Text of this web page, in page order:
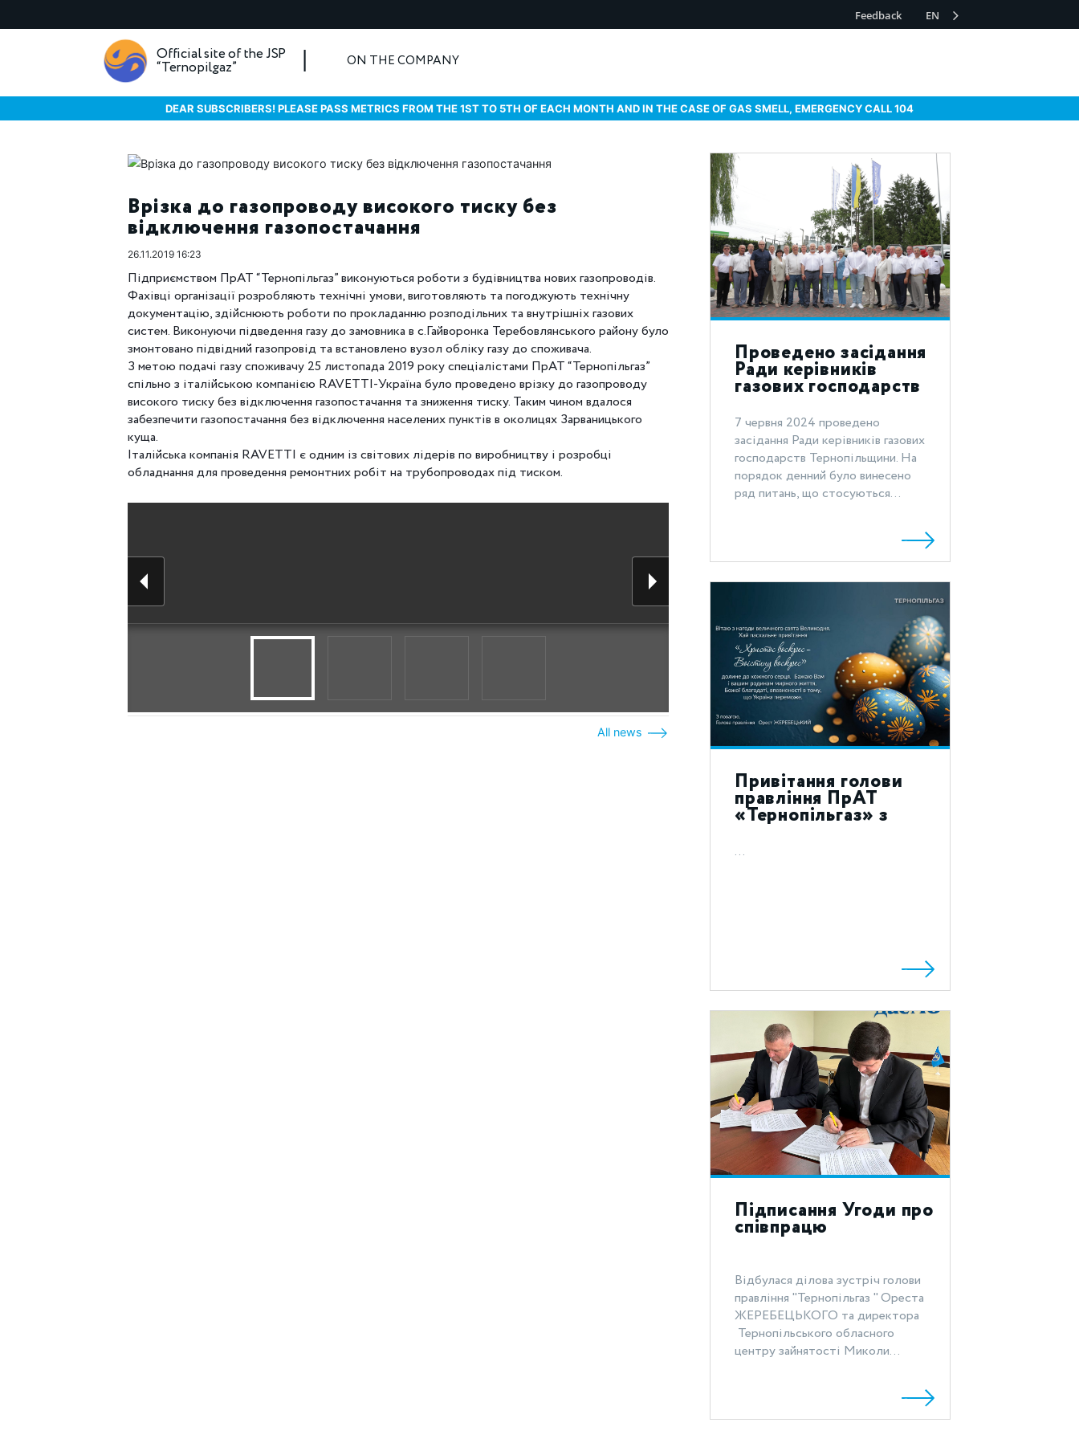
Feedback EN
Official site of the JSP
“Ternopilgaz” ON THE COMPANY
DEAR SUBSCRIBERS! PLEASE PASS METRICS FROM THE 1ST TO 5TH OF EACH MONTH AND IN THE CASE OF GAS SMELL, EMERGENCY CALL 104
Врізка до газопроводу високого тиску без
відключення газопостачання
26.11.2019 16:23
Підприємством ПрАТ “Тернопільгаз” виконуються роботи з будівництва нових газопроводів.
Фахівці організації розробляють технічні умови, виготовляють та погоджують технічну
документацію, здійснюють роботи по прокладанню розподільних та внутрішніх газових
систем. Виконуючи підведення газу до замовника в с.Гайворонка Теребовлянського району було
змонтовано підвідний газопровід та встановлено вузол обліку газу до споживача.
З метою подачі газу споживачу 25 листопада 2019 року спеціалістами ПрАТ “Тернопільгаз”
спільно з італійською компанією RAVETTI-Україна було проведено врізку до газопроводу
високого тиску без відключення газопостачання та зниження тиску. Таким чином вдалося
забезпечити газопостачання без відключення населених пунктів в околицях Зарваницького
куща.
Італійська компанія RAVETTI є одним із світових лідерів по виробництву і розробці
обладнання для проведення ремонтних робіт на трубопроводах під тиском.
All news
Проведено засідання
Ради керівників
газових господарств
Тернопільщини
7 червня 2024 проведено
засідання Ради керівників газових
господарств Тернопільщини. На
порядок денний було винесено
ряд питань, що стосуються...
Привітання голови
правління ПрАТ
«Тернопільгаз» з
святом Воскресіння
Христового 2023!
...
Підписання Угоди про
співпрацю
Відбулася ділова зустріч голови
правління "Тернопільгаз " Ореста
ЖЕРЕБЕЦЬКОГО та директора
Тернопільського обласного
центру зайнятості Миколи...